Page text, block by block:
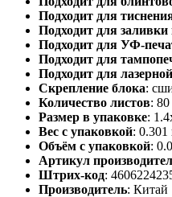
Подходит для
Подходит для
Подходит для УФ-
Подходит для
Подходит для
Скрепление блока:
Количество листов: 80
Размер в упаковке:
Вес с упаковкой: 0.301
Объём с упаковкой:
Артикул
Штрих-код:
Производитель: Китай